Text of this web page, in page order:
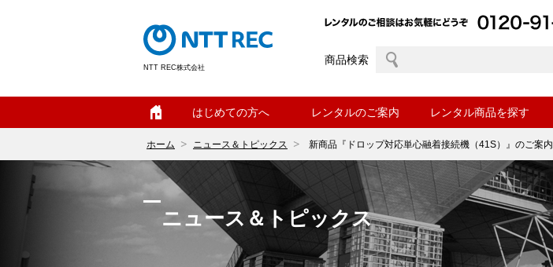
NTT REC株式会社
商品検索
はじめての方へ レンタルのご案内 レンタル商品を探す
ホーム ニュース＆トピックス 新商品『ドロップ対応単心融着接続機（41S）』のご案内
ニュース＆トピックス